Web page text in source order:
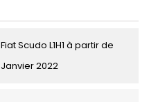
Fiat Scudo L1H1 à partir de
Janvier 2022